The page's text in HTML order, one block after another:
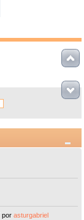
porasturgabriel